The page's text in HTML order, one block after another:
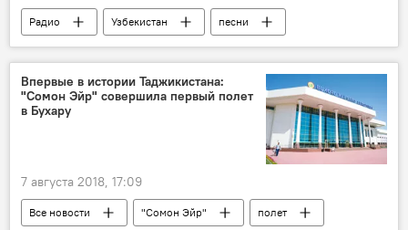
Радио Узбекистан
песни
репертуар
свадьба
Впервые в истории Таджикистана:
"Сомон Эйр" совершила первый полет
в Бухару
7 августа 2018, 17:09
Все новости "Сомон Эйр"
полет